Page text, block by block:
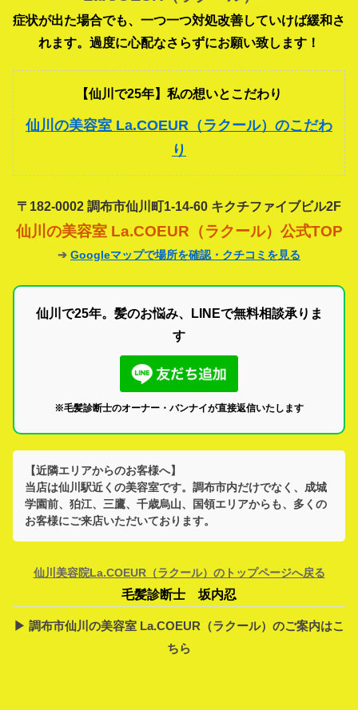
症状が出た場合でも、一つ一つ対処改善していけば緩和さ
れます。過度に心配なさらずにお願い致します！
【仙川で25年】私の想いとこだわり
仙川の美容室 La.COEUR（ラクール）のこだわ
り
〒182-0002 調布市仙川町1-14-60 キクチファイブビル2F
仙川の美容室 La.COEUR（ラクール）公式TOP
➔ Googleマップで場所を確認・クチコミを見る
仙川で25年。髪のお悩み、LINEで無料相談承りま
す
※毛髪診断士のオーナー・バンナイが直接返信いたします
【近隣エリアからのお客様へ】
当店は仙川駅近くの美容室です。 調布市内だけでなく、 成城
学園前、狛江、三鷹、千歳烏山、国領エリアからも、多くの
お客様にご来店いただいております。
仙川美容院La.COEUR（ラクール）のトップページへ戻る
毛髪診断士 坂内忍
▶︎ 調布市仙川の美容室 La.COEUR（ラクール）のご案内はこ
ちら